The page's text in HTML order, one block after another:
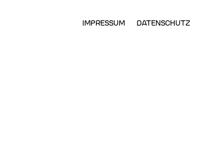
Hauptinhalt
IMPRESSUM DATENSCHUTZ